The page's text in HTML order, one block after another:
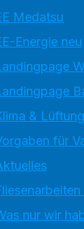
Medatsu
Energie neu
&
für
nur wir